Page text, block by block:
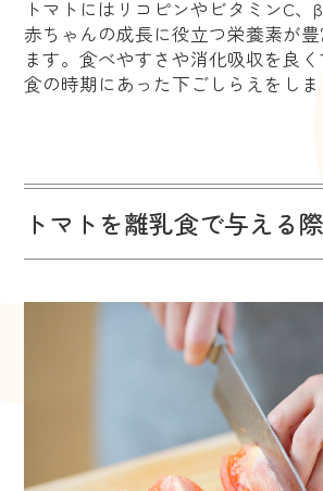
トマトにはリコピンやビタミンC、
赤ちゃんの成長に役立つ栄養素が
ます。食べやすさや消化吸収を良
食の時期にあった下ごしらえをしま
トマトを離乳食で与える